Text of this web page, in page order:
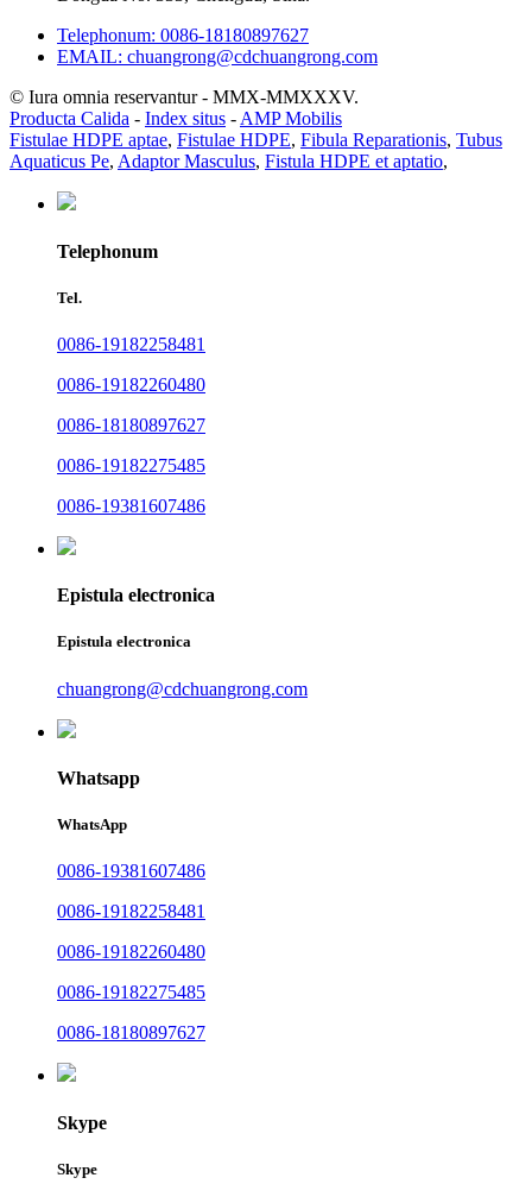
Telephonum: 0086-18180897627
EMAIL: chuangrong@cdchuangrong.com
© Iura omnia reservantur - MMX-MMXXXV.
Producta Calida - Index situs -AMP Mobilis
Fistulae HDPE aptae, Fistulae HDPE, Fibula Reparationis, Tubus
Aquaticus Pe, Adaptor Masculus, Fistula HDPE et aptatio,
Telephonum
Tel.
0086-19182258481
0086-19182260480
0086-18180897627
0086-19182275485
0086-19381607486
Epistula electronica
Epistula electronica
chuangrong@cdchuangrong.com
Whatsapp
WhatsApp
0086-19381607486
0086-19182258481
0086-19182260480
0086-19182275485
0086-18180897627
Skype
Skype